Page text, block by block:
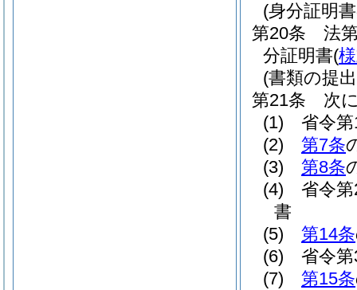
(身分証明
第20条
法
分証明書(
(書類の提
第21条
次
(1)
省令
(2)
第7条
(3)
第8条
(4)
省令
書
(5)
第14条
(6)
省令
(7)
第15条